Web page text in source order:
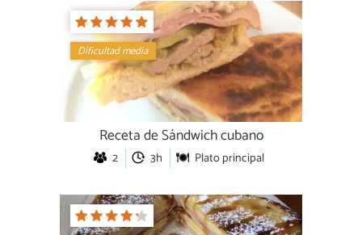
Dificultad media
Receta de Sándwich cubano
2 3h Plato principal